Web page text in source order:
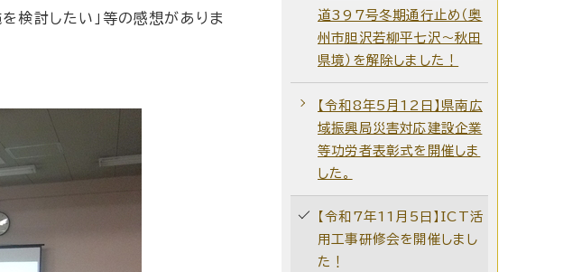
検討したい」等の感想がありま
道397号冬期通行止め（奥
州市胆沢若柳平七沢～秋田
県境）を解除しました！
【令和8年5月12日】県南広
域振興局災害対応建設企業
等功労者表彰式を開催しま
した。
【令和7年11月5日】ICT活
用工事研修会を開催しまし
た！